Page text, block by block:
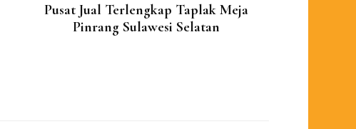
Pusat Jual Terlengkap Taplak Meja
Pinrang Sulawesi Selatan